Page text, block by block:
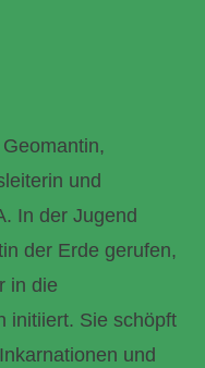
und
In der Jugend
der Erde gerufen,
in die
initiiert. Sie schöpft
und